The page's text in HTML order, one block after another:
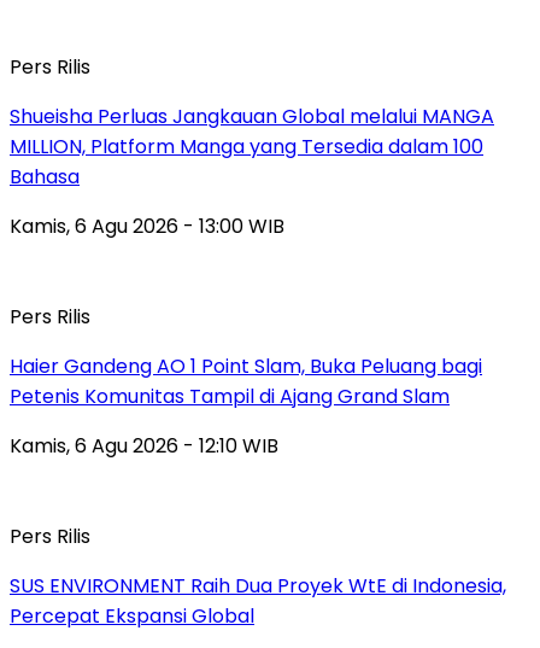
Pers Rilis
Shueisha Perluas Jangkauan Global melalui MANGA
MILLION, Platform Manga yang Tersedia dalam 100
Bahasa
Kamis, 6 Agu 2026 - 13:00 WIB
Pers Rilis
Haier Gandeng AO 1 Point Slam, Buka Peluang bagi
Petenis Komunitas Tampil di Ajang Grand Slam
Kamis, 6 Agu 2026 - 12:10 WIB
Pers Rilis
SUS ENVIRONMENT Raih Dua Proyek WtE di Indonesia,
Percepat Ekspansi Global